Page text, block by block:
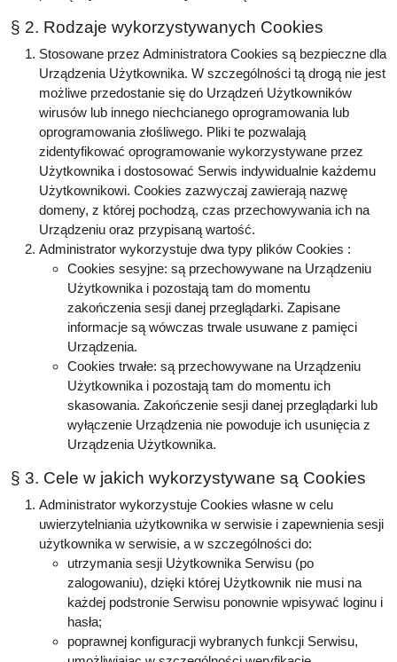
§ 2. Rodzaje wykorzystywanych Cookies
Stosowane przez Administratora Cookies są bezpieczne dla
Urządzenia Użytkownika. W szczególności tą drogą nie jest
możliwe przedostanie się do Urządzeń Użytkowników
wirusów lub innego niechcianego oprogramowania lub
oprogramowania złośliwego. Pliki te pozwalają
zidentyfikować oprogramowanie wykorzystywane przez
Użytkownika i dostosować Serwis indywidualnie każdemu
Użytkownikowi. Cookies zazwyczaj zawierają nazwę
domeny, z której pochodzą, czas przechowywania ich na
Urządzeniu oraz przypisaną wartość.
Administrator wykorzystuje dwa typy plików Cookies :
Cookies sesyjne: są przechowywane na Urządzeniu
Użytkownika i pozostają tam do momentu
zakończenia sesji danej przeglądarki. Zapisane
informacje są wówczas trwale usuwane z pamięci
Urządzenia.
Cookies trwałe: są przechowywane na Urządzeniu
Użytkownika i pozostają tam do momentu ich
skasowania. Zakończenie sesji danej przeglądarki lub
wyłączenie Urządzenia nie powoduje ich usunięcia z
Urządzenia Użytkownika.
§ 3. Cele w jakich wykorzystywane są Cookies
Administrator wykorzystuje Cookies własne w celu
uwierzytelniania użytkownika w serwisie i zapewnienia sesji
użytkownika w serwisie, a w szczególności do:
utrzymania sesji Użytkownika Serwisu (po
zalogowaniu), dzięki której Użytkownik nie musi na
każdej podstronie Serwisu ponownie wpisywać loginu i
hasła;
poprawnej konfiguracji wybranych funkcji Serwisu,